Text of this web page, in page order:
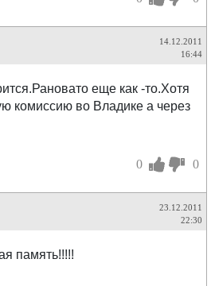
14.12.2011
16:44
еще как -то.Хотя
комиссию во Владике а через
0 0
23.12.2011
22:30
память!!!!!